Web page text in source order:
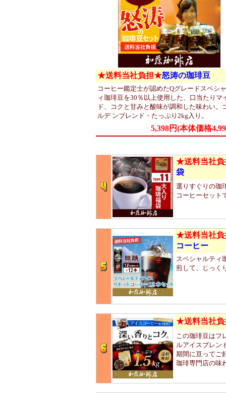
★送料当社負担★怒涛の珈琲豆
コーヒー鑑定士が認めたQグレードスペシ
ィ珈琲豆を30％以上使用した、口当たりマ
ド、コクと甘みと酸味が調和した味わい。
ルデ ンブレンド・たっぷり2kg入り。
5,398円(本体価格
★送料当社
袋
選りすぐりの珈
コーヒーセット
★送料当社
コーヒー
スペシャルティ
煎して、じっく
★送料当社
この珈琲豆はフ
ルアイスブレン
期間に亘ってご
珈琲専門店の味